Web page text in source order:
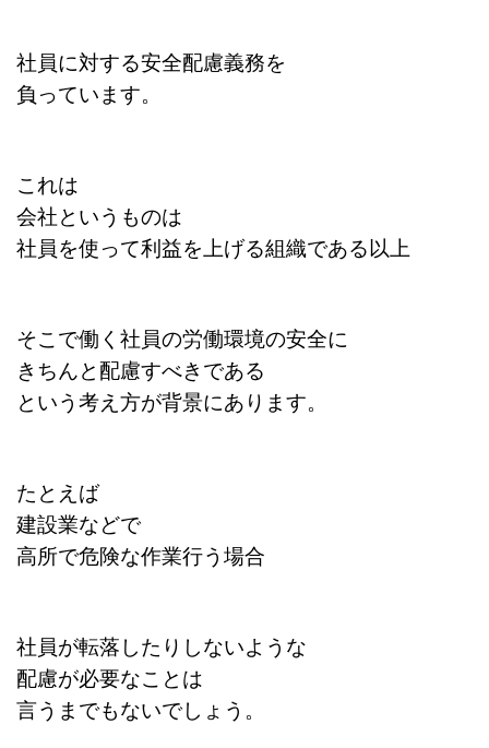
社員に対する安全配慮義務を
負っています。
これは
会社というものは
社員を使って利益を上げる組織である以上
そこで働く社員の労働環境の安全に
きちんと配慮すべきである
という考え方が背景にあります。
たとえば
建設業などで
高所で危険な作業行う場合
社員が転落したりしないような
配慮が必要なことは
言うまでもないでしょう。